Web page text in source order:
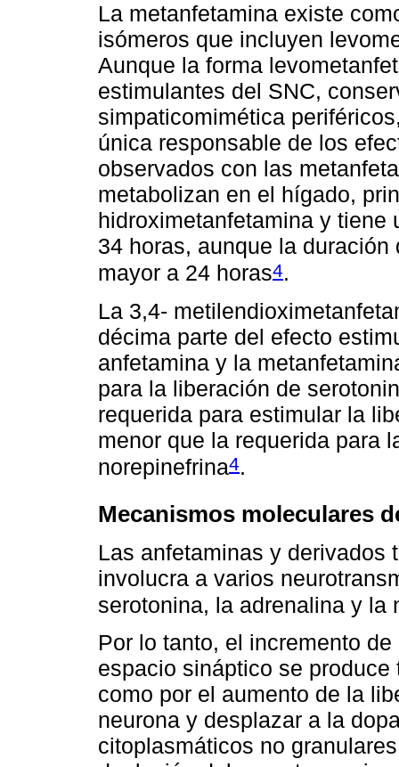
La metanfetamina existe
isómeros que incluyen
Aunque la forma
estimulantes del SNC,
simpaticomimética
única responsable de los
observados con las
metabolizan en el hígado,
hidroximetanfetamina y tiene
34 horas, aunque la
mayor a 24 horas4.
La 3,4-
décima parte del efecto
anfetamina y la
para la liberación de
requerida para estimular la
menor que la requerida para
norepinefrina4.
Mecanismos moleculares
Las anfetaminas y derivados
involucra a varios
serotonina, la adrenalina y la
Por lo tanto, el incremento
espacio sináptico se
como por el aumento de la
neurona y desplazar a la
citoplasmáticos no